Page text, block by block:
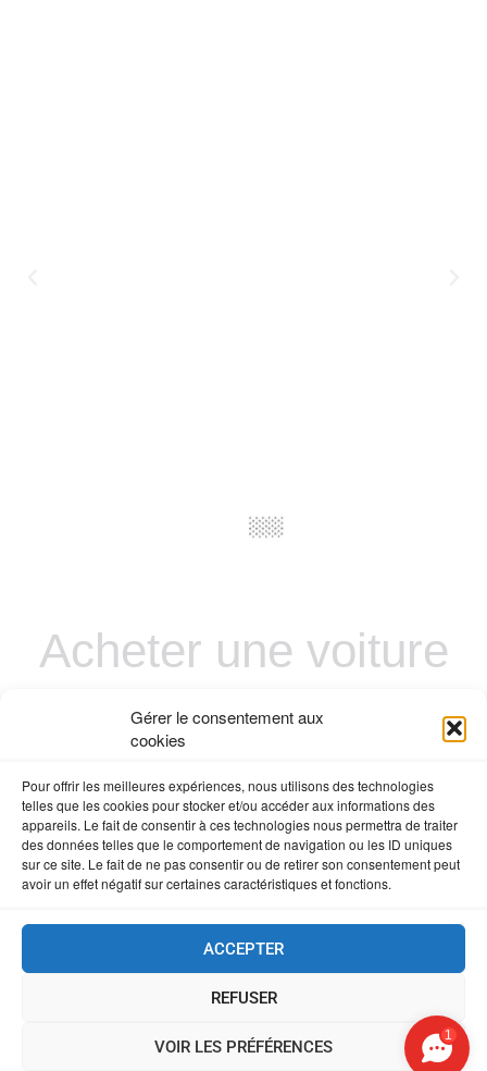
Gérer le consentement aux
cookies
Pour offrir les meilleures expériences, nous utilisons des technologies
telles que les cookies pour stocker et/ou accéder aux informations des
appareils. Le fait de consentir à ces technologies nous permettra de traiter
des données telles que le comportement de navigation ou les ID uniques
sur ce site. Le fait de ne pas consentir ou de retirer son consentement peut
avoir un effet négatif sur certaines caractéristiques et fonctions.
ACCEPTER
REFUSER
VOIR LES PRÉFÉRENCES
Acheter une voiture
en direct des usa en
toute securite
Ⓒ 2020 Mentions Légales
123 Agency Web création de site internet pour l'automobile 1